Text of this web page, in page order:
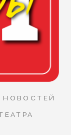
НОВОСТЕЙ